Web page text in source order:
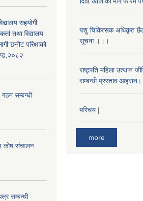
सहयोगी
तथा विद्यालय
छनौट परिक्षाको
गठन सम्बन्धी
कोष संचालन
सम्बन्धी
पशु चिकित्सक अधिकृत
सूचना ।।।
राष्ट्र्पति महिला उत्थान
सम्बन्धी प्रस्ताव
परिचय |
more